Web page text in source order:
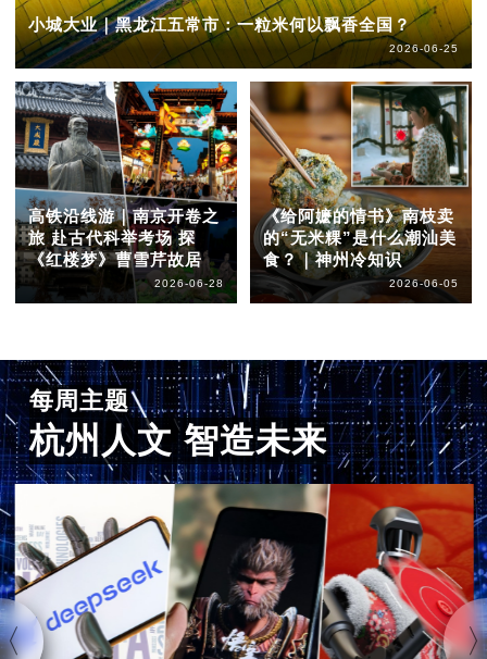
小城大业｜黑龙江五常市：一粒米何以飘香全国？
2026-06-25
高铁沿线游｜南京开卷之
旅 赴古代科举考场 探
《红楼梦》曹雪芹故居
2026-06-28
《给阿嬷的情书》南枝卖
的“无米粿”是什么潮汕美
食？｜神州冷知识
2026-06-05
每周主题
杭州人文 智造未来